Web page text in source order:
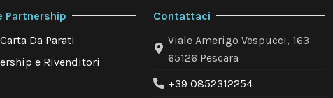
Partnership
Da Parati
e Rivenditori
Contattaci
Viale Amerigo Vespucci, 163
65126 Pescara
+39 0852312254